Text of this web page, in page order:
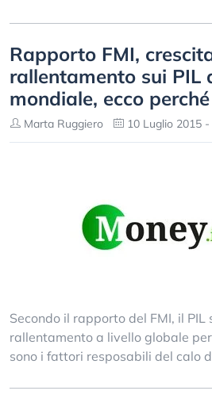
Rapporto FMI,
rallentamento sui PIL
mondiale, ecco perché
Marta Ruggiero 10 Luglio 2015 -
Secondo il rapporto del FMI, il PIL
rallentamento a livello globale
sono i fattori resposabili del calo